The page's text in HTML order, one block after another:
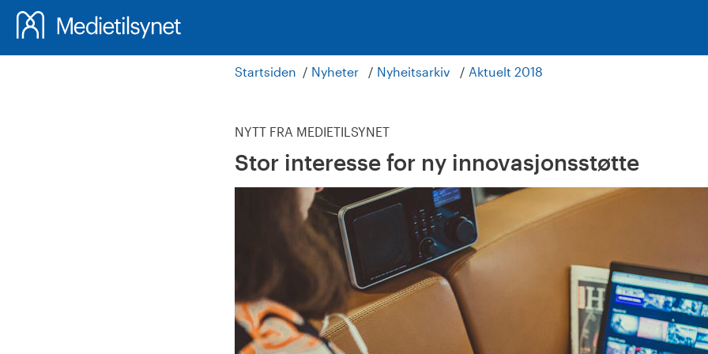
Startsiden Nyheter Nyheitsarkiv Aktuelt 2018
NYTT FRA MEDIETILSYNET
Stor interesse for ny innovasjonsstøtte